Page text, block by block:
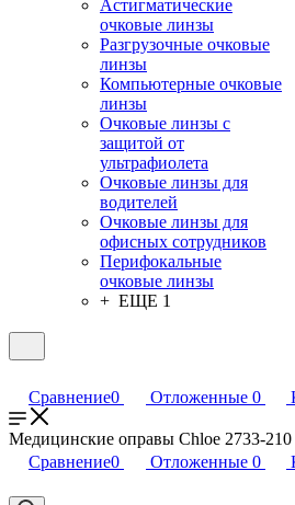
Астигматические
очковые линзы
Разгрузочные очковые
линзы
Компьютерные очковые
линзы
Очковые линзы с
защитой от
ультрафиолета
Очковые линзы для
водителей
Очковые линзы для
офисных сотрудников
Перифокальные
очковые линзы
+ ЕЩЕ 1
Сравнение0 Отложенные 0
Медицинские оправы Chloe 2733-210
Сравнение0 Отложенные 0